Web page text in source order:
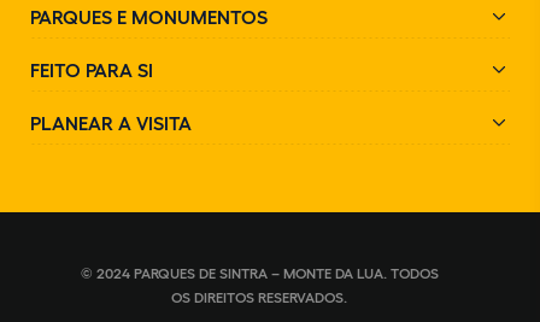
PARQUES E MONUMENTOS
FEITO PARA SI
PLANEAR A VISITA
© 2024 PARQUES DE SINTRA – MONTE DA LUA. TODOS
OS DIREITOS RESERVADOS.